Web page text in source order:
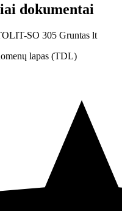
dokumentai
SO 305 Gruntas lt
lapas (TDL)